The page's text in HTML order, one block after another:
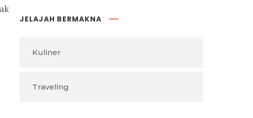
JELAJAH BERMAKNA
Kuliner
Traveling